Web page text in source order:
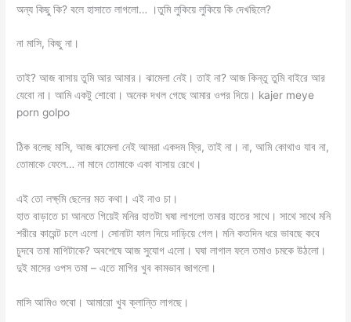
অন্য কিছু কি? বলে হাসাতে লাগলো… ।তুমি লুকিয়ে লুকিয়ে কি দেখছিলে?
না মাসি, কিছু না।
তাই? আজ বাসায় তুমি আর আমার। ঝামেলা নেই। তাই না? আজ কিন্তু তুমি বাইরে আর
যেবো না। আমি একটু শোবো। অনেক দখল গেছে আমার ওপর দিয়ে। kajer meye
porn golpo
ঠিক বলেছ মাসি, আজ ঝামেলা নেই আমরা একদম ফ্রি, তাই না। না, আমি কোথাও যাব না,
তোমাকে ফেলে… না মানে তোমাকে একা বাসায় রেখে।
এই তো লক্ষ্মি ছেলের মত কথা। এই নাও চা।
হাত বাড়াতে চা আনতে গিয়েই মনির হাতটা ঘষা লাগলো তমার হাতের সাথে। সাথে সাথে মনি
শরীরে কারেন্ট চলে এলো। সোনাটা ফাল দিয়ে দাড়িয়ে গেল। মনি কতদিন ধরে ভাবছে কবে
চুদবে তমা মাগিটাকে? অবশেষে আজ সুযোগ এলো। ঘষা লাগাল ফলে তমাও চমকে উঠলো।
দুই মাসের ওপস তমা – এতে মাগির খুব কামভাব জাগলো।
মাসি আমিও শুবো। আমারো খুব ক্লান্তি লাগছে।